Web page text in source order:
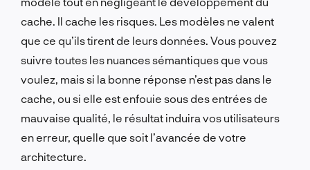
cache. Il cache les risques. Les modèles ne valent
que ce qu’ils tirent de leurs données. Vous pouvez
suivre toutes les nuances sémantiques que vous
voulez, mais si la bonne réponse n’est pas dans le
cache, ou si elle est enfouie sous des entrées de
mauvaise qualité, le résultat induira vos utilisateurs
en erreur, quelle que soit l’avancée de votre
architecture.